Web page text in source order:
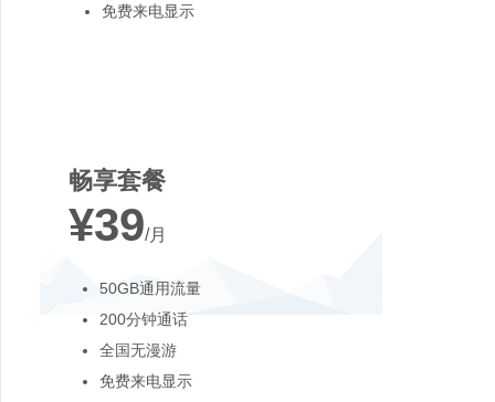
免费来电显示
畅享套餐
¥39/月
50GB通用流量
200分钟通话
全国无漫游
免费来电显示